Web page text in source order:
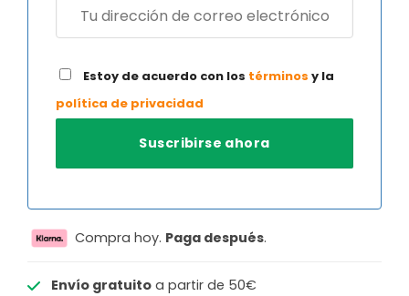
Estoy de acuerdo con los términos y la
política de privacidad
Compra hoy. Paga después.
Envío gratuitoa partir de 50€